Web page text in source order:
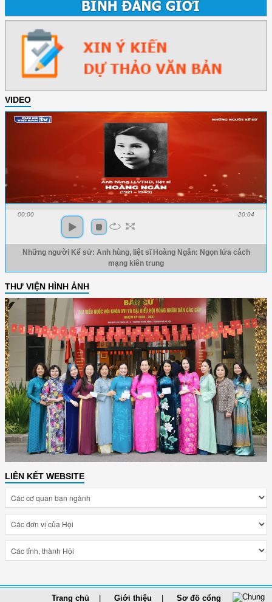
VIDEO
00:00 -20:04
Những người Kể sử: Anh hùng, liệt sĩ Hoàng Ngân: Ngọn lửa cách
mạng kiên trung
THƯ VIỆN HÌNH ẢNH
LIÊN KẾT WEBSITE
Trang chủ Giới thiệu Sơ đồ cổng